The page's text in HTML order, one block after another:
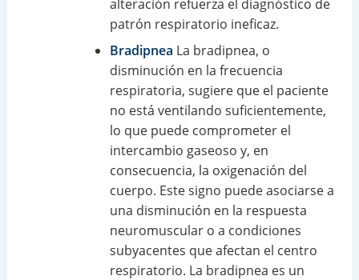
alteración refuerza el diagnóstico de
patrón respiratorio ineficaz.
Bradipnea La bradipnea, o
disminución en la frecuencia
respiratoria, sugiere que el paciente
no está ventilando suficientemente,
lo que puede comprometer el
intercambio gaseoso y, en
consecuencia, la oxigenación del
cuerpo. Este signo puede asociarse a
una disminución en la respuesta
neuromuscular o a condiciones
subyacentes que afectan el centro
respiratorio. La bradipnea es un